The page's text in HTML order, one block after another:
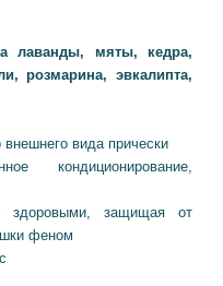
лаванды, мяты, кедра,
розмарина, эвкалипта,
вида прически
кондиционирование,
здоровыми, защищая от
феном